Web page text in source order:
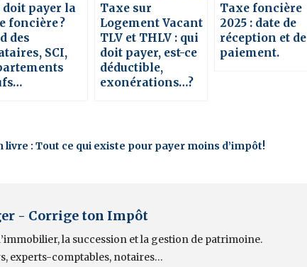
doit payer la
foncière ?
des
SCI,
Taxe sur
Logement Vacant
TLV et THLV : qui
doit payer, est-ce
déductible,
exonérations…?
Taxe foncière
2025 : date de
réception et de
paiement.
livre : Tout ce qui existe pour payer moins d’impôt!
- Corrige ton Impôt
la succession et la gestion de patrimoine.
experts-comptables, notaires…